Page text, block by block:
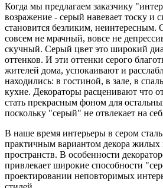
Когда мы предлагаем заказчику
возражение - серый навевает тоску и
становится безликим, неинтересным.
совсем не мрачный, вовсе не
скучный. Серый цвет это широкий
оттенков. И эти оттенки серого
жителей дома, успокаивают и
находились: в гостиной, в зале, в
кухне. Декораторы расценивают что
стать прекрасным фоном для
поскольку "серый" не отвлекает на
В наше время интерьеры в сером
практичным вариантом декора жилых
пространств. В особенности
привлекает широкие способности
проектировании неповторимых